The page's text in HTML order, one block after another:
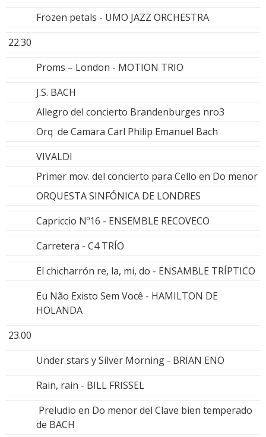
Frozen petals - UMO JAZZ ORCHESTRA
22.30
Proms – London - MOTION TRIO
J.S. BACH
Allegro del concierto Brandenburges nro3
Orq de Camara Carl Philip Emanuel Bach
VIVALDI
Primer mov. del concierto para Cello en Do menor
ORQUESTA SINFÓNICA DE LONDRES
Capriccio Nº16 - ENSEMBLE RECOVECO
Carretera - C4 TRÍO
El chicharrón re, la, mi, do - ENSAMBLE TRÍPTICO
Eu Não Existo Sem Você - HAMILTON DE
HOLANDA
23.00
Under stars y Silver Morning - BRIAN ENO
Rain, rain - BILL FRISSEL
Preludio en Do menor del Clave bien temperado
de BACH